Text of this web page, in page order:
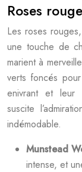
Roses
Les roses
une touche de
marient à
verts foncés
enivrant et leur
suscite
indémodable.
Munstead
intense, et